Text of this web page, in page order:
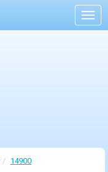
14900